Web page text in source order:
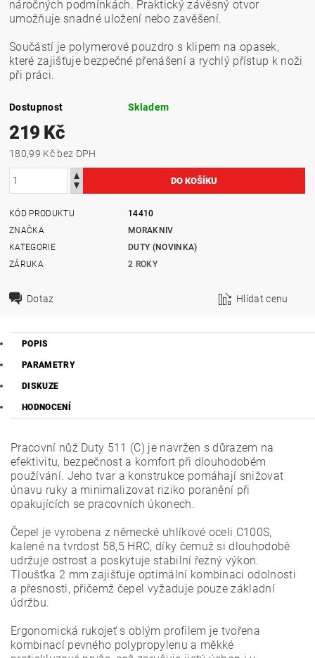
náročných podmínkách. Praktický závěsný otvor
umožňuje snadné uložení nebo zavěšení.
Součástí je polymerové pouzdro s klipem na opasek,
které zajišťuje bezpečné přenášení a rychlý přístup k noži
při práci.
Dostupnost Skladem
219 Kč
180,99 Kč bez DPH
KÓD PRODUKTU
14410
ZNAČKA
MORAKNIV
KATEGORIE
DUTY (NOVINKA)
ZÁRUKA
2 ROKY
Dotaz Hlídat cenu
POPIS
PARAMETRY
DISKUZE
HODNOCENÍ
Pracovní nůž Duty 511 (C) je navržen s důrazem na
efektivitu, bezpečnost a komfort při dlouhodobém
používání. Jeho tvar a konstrukce pomáhají snižovat
únavu ruky a minimalizovat riziko poranění při
opakujících se pracovních úkonech.
Čepel je vyrobena z německé uhlíkové oceli C100S,
kalené na tvrdost 58,5 HRC, díky čemuž si dlouhodobě
udržuje ostrost a poskytuje stabilní řezný výkon.
Tloušťka 2 mm zajišťuje optimální kombinaci odolnosti
a přesnosti, přičemž čepel vyžaduje pouze základní
údržbu.
Ergonomická rukojeť s oblým profilem je tvořena
kombinací pevného polypropylenu a měkké